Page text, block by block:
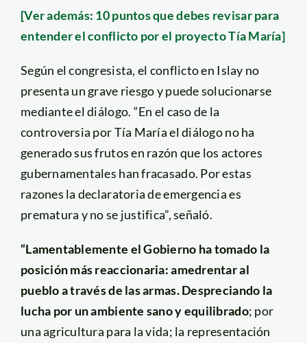
[Ver además: 10 puntos que debes revisar para
entender el conflicto por el proyecto Tía María]
Según el congresista, el conflicto en Islay no
presenta un grave riesgo y puede solucionarse
mediante el diálogo. “En el caso de la
controversia por Tía María el diálogo no ha
generado sus frutos en razón que los actores
gubernamentales han fracasado. Por estas
razones la declaratoria de emergencia es
prematura y no se justifica”, señaló.
“Lamentablemente el Gobierno ha tomado la
posición más reaccionaria: amedrentar al
pueblo a través de las armas. Despreciando la
lucha por un ambiente sano y equilibrado; por
una agricultura para la vida; la representación